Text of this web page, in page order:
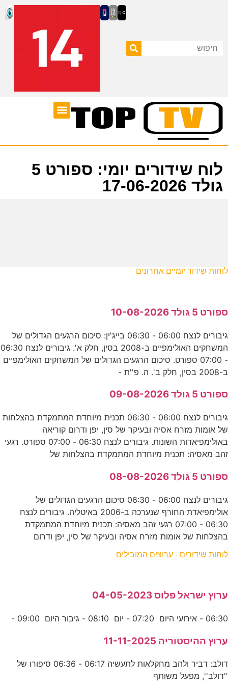
לוח שידורים יומי: ספורט 5
גולד 17-06-2026
לוחות שידור יומיים אחרונים
ספורט 5 גולד 10-08-2026
גיבורים לנצח 06:00 - 06:30 בייג'ין: סיכום הרגעים הגדולים של
המשחקים האולימפיים ב-2008 בסין, חלק א'. גיבורים לנצח 06:30
- 07:00 ספורט. סיכום הרגעים הגדולים של המשחקים האולימפיים
ב-2008 בסין, חלק ב'. ה. פ''ת -
ספורט 5 גולד 09-08-2026
גיבורים לנצח 06:00 - 06:30 תכנית מיוחדת המתמקדת בהצלחות
של אומות מזרח אסיה ובעיקר של סין, יפן ודרום קוריאה
באולימפיאדות השונות. גיבורים לנצח 06:30 - 07:00 ספורט. רגעי
זהב מאסיה: תכנית מיוחדת המתמקדת בהצלחות של
ספורט 5 גולד 08-08-2026
גיבורים לנצח 06:00 - 06:30 סיכום הרגעים הגדולים של
אולימפיאדת החורף שנערכה ב-2006 באיטליה. גיבורים לנצח
06:30 - 07:00 רגעי זהב מאסיה: תכנית מיוחדת המתמקדת
בהצלחות של אומות מזרח אסיה ובעיקר של סין, יפן ודרום
לוחות שידורים - ערוצים המובילים
ערוץ ישראל פלוס 04-05-2023
06:30 - אירועי היום 07:20 - יום 08:10 - גיבור היום 09:00 -
ערוץ ההיסטוריה 11-11-2025
דולב: דביר ולהב מחקלאות לתעשיה 06:17 - 06:36 סיפורו של
''דולב'', מפעל משותף